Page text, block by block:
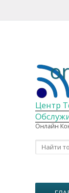
Центр
Онлайн